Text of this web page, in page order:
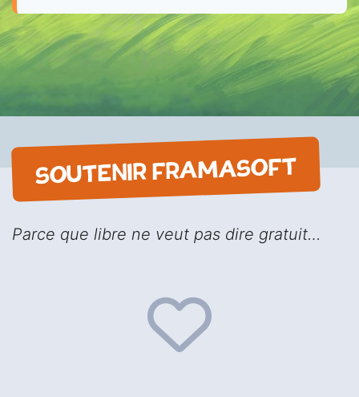
SOUTENIR FRAMASOFT
Parce que libre ne veut pas dire gratuit…